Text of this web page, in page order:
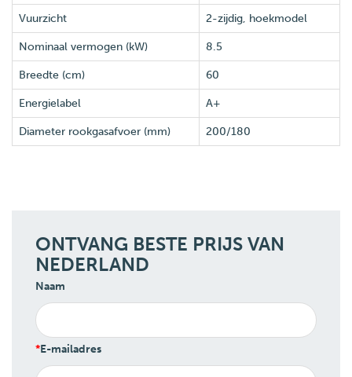
Vuurzicht 2-zijdig, hoekmodel
Nominaal vermogen (kW) 8.5
Breedte (cm) 60
Energielabel A+
Diameter rookgasafvoer (mm) 200/180
ONTVANG BESTE PRIJS VAN
NEDERLAND
Naam
E-mailadres